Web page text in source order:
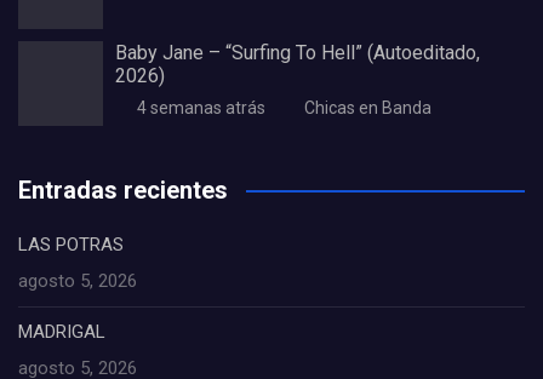
Baby Jane – “Surfing To Hell” (Autoeditado,
2026)
4 semanas atrás Chicas en Banda
Entradas recientes
LAS POTRAS
agosto 5, 2026
MADRIGAL
agosto 5, 2026